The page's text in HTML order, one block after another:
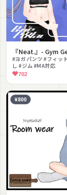
『Neat.』- Gym
#ヨガパンツ #フィッ
し #ジム #MA対応
702
¥800